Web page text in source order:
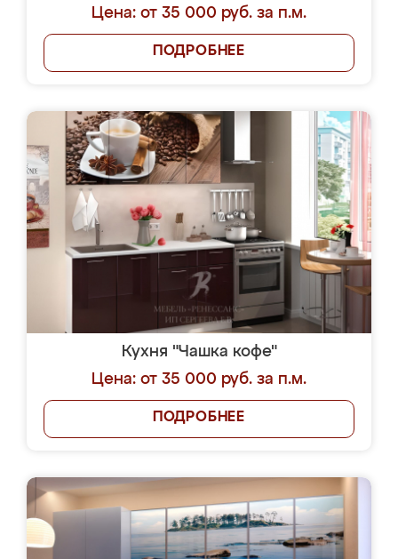
Цена: от 35 000 руб. за п.м.
ПОДРОБНЕЕ
Кухня "Чашка кофе"
Цена: от 35 000 руб. за п.м.
ПОДРОБНЕЕ